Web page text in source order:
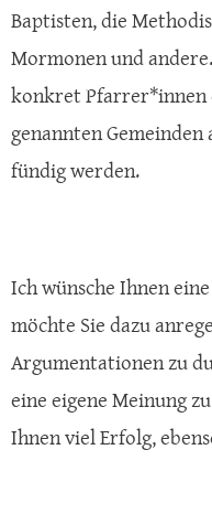
Baptisten, die
Mormonen und
konkret Pfarrer*innen
genannten Gemeinden
fündig werden.
Ich wünsche Ihnen
möchte Sie dazu
Argumentationen zu
eine eigene Meinung
Ihnen viel Erfolg,